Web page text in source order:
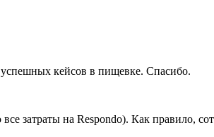
успешных кейсов в пищевке. Спасибо.
затраты на Respondo). Как правило,